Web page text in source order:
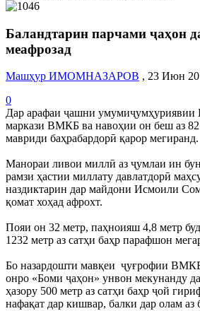
Баландтарин парчами ҷаҳон
меафрозад
Машҳур ИМОМНАЗАРОВ , 23 Июн
0
Дар арафаи ҷашни умумиҷумҳуриявии
маркази ВМКБ ва навоҳии он беш аз
мавриди баҳрабардорӣ қарор мегиранд.
Манораи ливои миллӣ аз ҷумлаи ин
рамзи ҳастии миллату давлатдорӣ
наздиктарин дар майдони Исмоили
қомат хоҳад афрохт.
Пояи он 32 метр, паҳноияш 4,8 метр
1232 метр аз сатҳи баҳр парафшон
Бо назардошти мавқеи ҷуғрофии
онро «Боми ҷаҳон» унвон мекунанду
ҳазору 500 метр аз сатҳи баҳр ҷой
нафақат дар кишвар, балки дар олам аз